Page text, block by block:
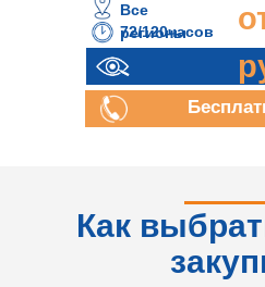
72/120часов
Все
регионы
Как